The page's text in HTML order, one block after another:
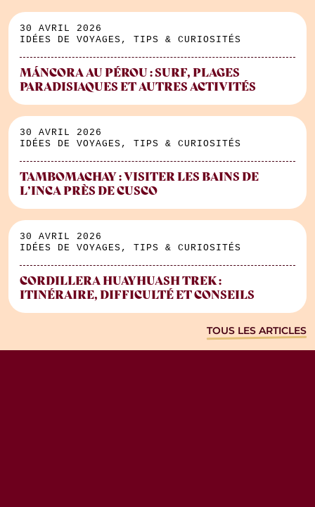
TOUS LES ARTICLES
30 AVRIL 2026
IDÉES DE VOYAGES, TIPS & CURIOSITÉS
MÁNCORA AU PÉROU : SURF, PLAGES
PARADISIAQUES ET AUTRES ACTIVITÉS
30 AVRIL 2026
IDÉES DE VOYAGES, TIPS & CURIOSITÉS
TAMBOMACHAY : VISITER LES BAINS DE
L’INCA PRÈS DE CUSCO
30 AVRIL 2026
IDÉES DE VOYAGES, TIPS & CURIOSITÉS
CORDILLERA HUAYHUASH TREK :
ITINÉRAIRE, DIFFICULTÉ ET CONSEILS